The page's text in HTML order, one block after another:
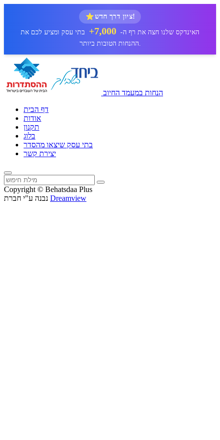
ציון דרך חדש!
האינדקס שלנו חצה את רף ה- 7,000+
בתי עסק ומציע לכם את
ההנחות הטובות ביותר.
הנחות במעמד החיוב
דף הבית
אודות
תקנון
בלוג
בתי עסק שיצאו מהסדר
יצירת קשר
Copyright © Behatsdaa Plus
Dreamview